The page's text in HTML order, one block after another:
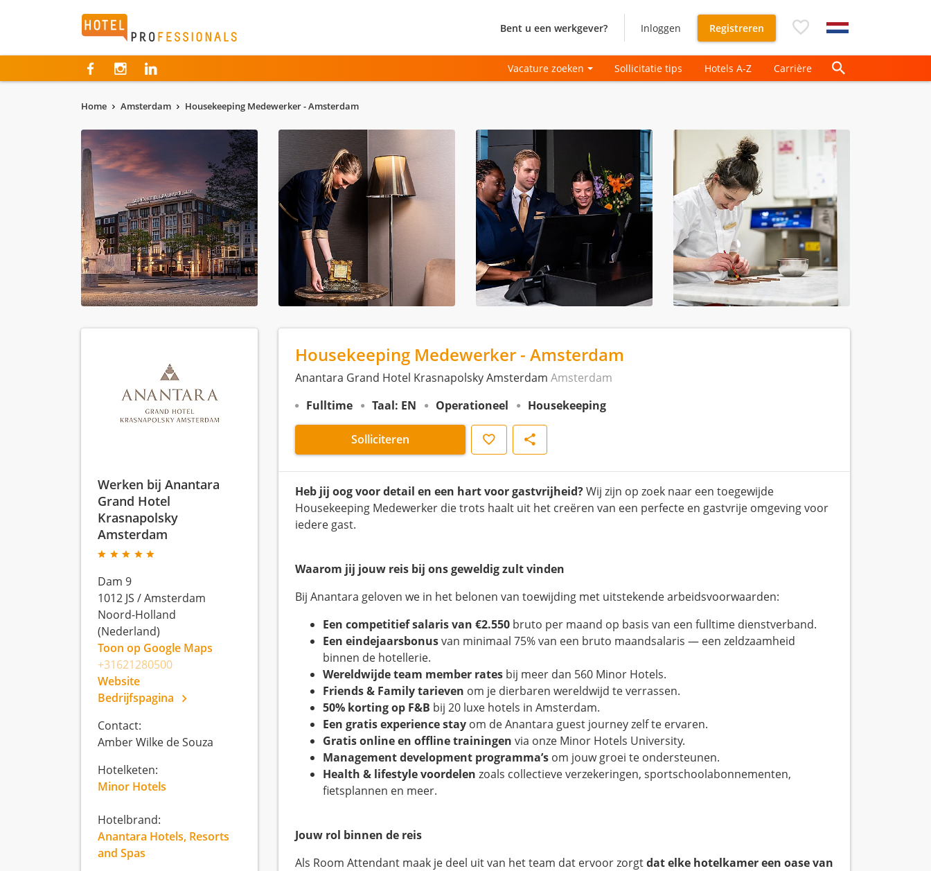
Hotelprofessionals Bent u een werkgever? Inloggen Registreren
Vacature zoeken Sollicitatie tips Hotels A-Z Carrière
Home Amsterdam Housekeeping Medewerker - Amsterdam
Housekeeping Medewerker - Amsterdam
Anantara Grand Hotel Krasnapolsky Amsterdam Amsterdam
Fulltime
Taal: EN Operationeel Housekeeping
Solliciteren Opslaan Delen
Heb jij oog voor detail en een hart voor gastvrijheid?Wij zijn op zoek naar een toegewijde
Housekeeping Medewerker die trots haalt uit het creëren van een perfecte en gastvrije omgeving voor
iedere gast.
Waarom jij jouw reis bij ons geweldig zult vinden
Bij Anantara geloven we in het belonen van toewijding met uitstekende arbeidsvoorwaarden:
Een competitief salaris van €2.550 bruto per maand op basis van een fulltime dienstverband.
Een eindejaarsbonusvan minimaal 75% van een bruto maandsalaris — een zeldzaamheid
binnen de hotellerie.
Wereldwijde team member rates bij meer dan 560 Minor Hotels.
Friends & Family tarieven om je dierbaren wereldwijd te verrassen.
50% korting op F&B bij 20 luxe hotels in Amsterdam.
Een gratis experience stay om de Anantara guest journey zelf te ervaren.
Gratis online en offline trainingen via onze Minor Hotels University.
Management development programma’s om jouw groei te ondersteunen.
Health & lifestyle voordelen zoals collectieve verzekeringen, sportschoolabonnementen,
fietsplannen en meer.
Jouw rol binnen de reis
Als Room Attendant maak je deel uit van het team dat ervoor zorgtdat elke hotelkamer een oase van
Werken bij Anantara
Grand Hotel
Krasnapolsky
Amsterdam
Dam 9
1012 JS /Amsterdam
Noord-Holland
(Nederland)
Toon op Google Maps
+31621280500
Website
Bedrijfspagina
Contact:
Amber Wilke de Souza
Hotelketen:
Minor Hotels
Hotelbrand:
Anantara Hotels, Resorts
and Spas